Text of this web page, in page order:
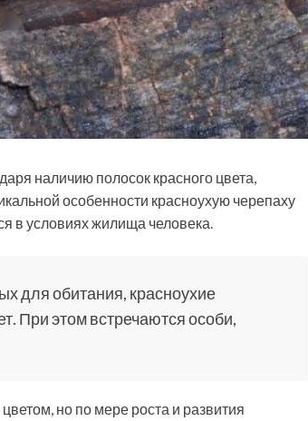
наличию полосок красного цвета,
особенности красноухую черепаху
в условиях жилища человека.
для обитания, красноухие
При этом встречаются особи,
но по мере роста и развития